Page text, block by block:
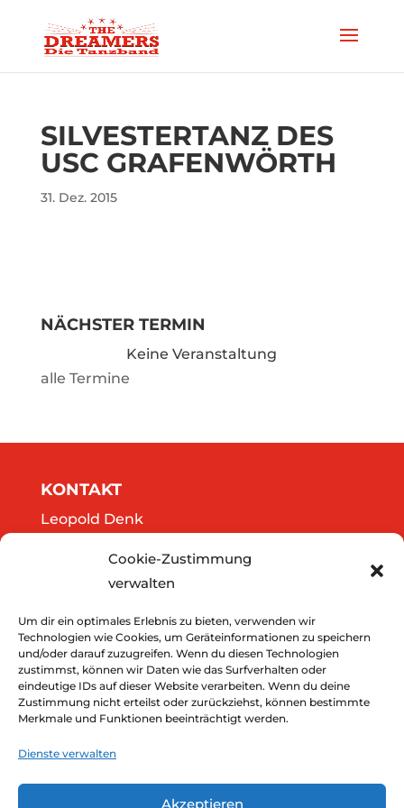
Cookie-Zustimmung
verwalten
Um dir ein optimales Erlebnis zu bieten, verwenden wir
Technologien wie Cookies, um Geräteinformationen zu speichern
und/oder darauf zuzugreifen. Wenn du diesen Technologien
zustimmst, können wir Daten wie das Surfverhalten oder
eindeutige IDs auf dieser Website verarbeiten. Wenn du deine
Zustimmung nicht erteilst oder zurückziehst, können bestimmte
Merkmale und Funktionen beeinträchtigt werden.
Dienste verwalten
Akzeptieren
SILVESTERTANZ DES
USC GRAFENWÖRTH
31. Dez. 2015
NÄCHSTER TERMIN
Keine Veranstaltung
alle Termine
KONTAKT
Leopold Denk
A-3500 Krems
Tel.: 0664/2020141
office@thedreamers.at
Downloads
Impressum